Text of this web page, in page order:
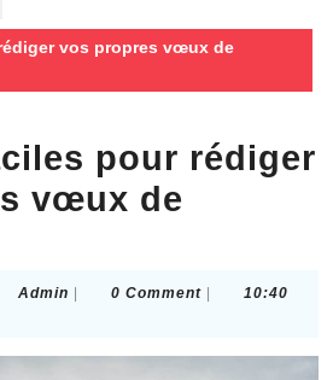
vos propres vœux de
pour rédiger
vœux de
Admin Admin0 Comment
10:40